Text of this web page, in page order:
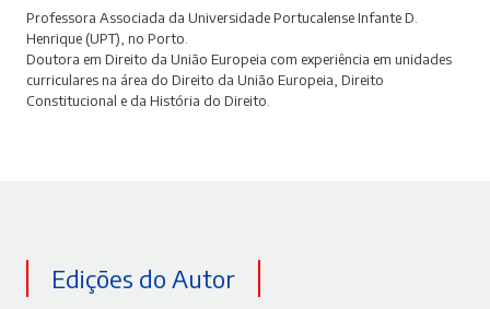
Professora Associada da Universidade Portucalense Infante D.
Henrique (UPT), no Porto.
Doutora em Direito da União Europeia com experiência em unidades
curriculares na área do Direito da União Europeia, Direito
Constitucional e da História do Direito.
Edições do Autor